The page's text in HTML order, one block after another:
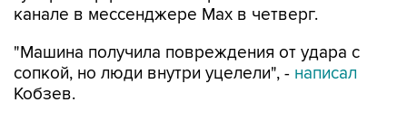
канале в мессенджере Мах в четверг.
"Машина получила повреждения от удара с
сопкой, но люди внутри уцелели", - написал
Кобзев.